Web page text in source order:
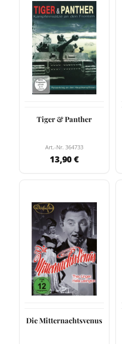
Tiger & Panther
Art.-Nr. 364733
13,90 €
Die Mitternachtsvenus